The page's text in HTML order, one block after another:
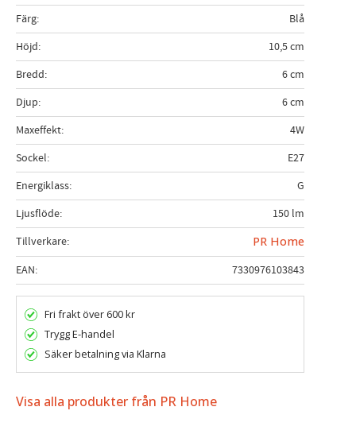
Färg
Blå
Höjd
10,5 cm
Bredd
6 cm
Djup
6 cm
Maxeffekt
4W
Sockel
E27
Energiklass
G
Ljusflöde
150 lm
Tillverkare
PR Home
EAN
7330976103843
Fri frakt över 600 kr
Trygg E-handel
Säker betalning via Klarna
Visa alla produkter från PR Home